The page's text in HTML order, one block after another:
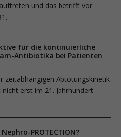
und das betrifft vor
für die kontinuierliche
Antibiotika bei Patienten
zeitabhängigen Abtötungskinetik
erst im 21. Jahrhundert
PROTECTION?